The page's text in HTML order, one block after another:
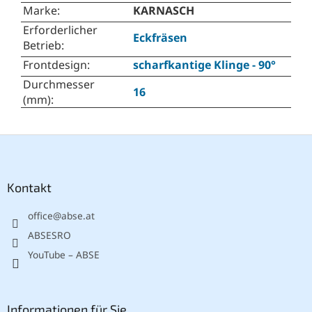
Marke:
KARNASCH
Erforderlicher
Betrieb:
Eckfräsen
Frontdesign:
scharfkantige Klinge - 90°
Durchmesser
(mm): 16
Kontakt
office@abse.at
ABSESRO
YouTube – ABSE